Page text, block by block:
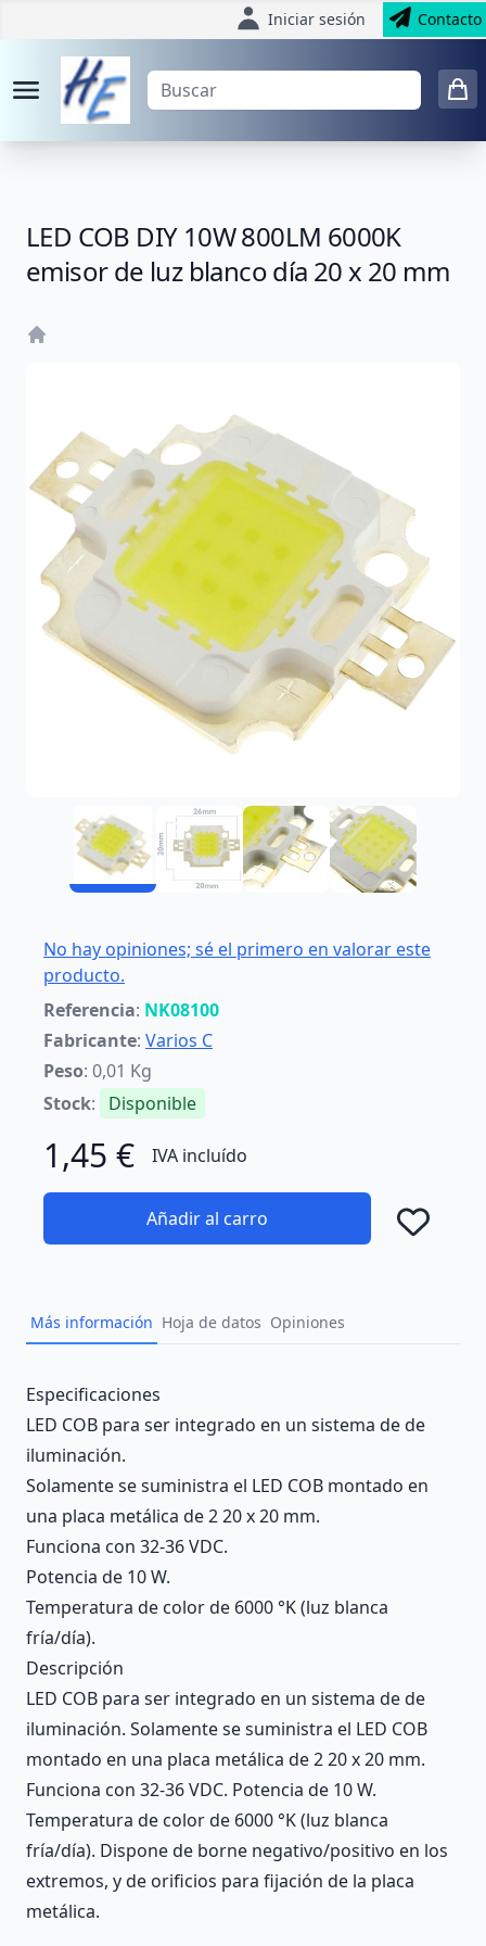
Iniciar sesión Contacto
LED COB DIY 10W 800LM 6000K
emisor de luz blanco día 20 x 20 mm
No hay opiniones; sé el primero en valorar este
producto.
Referencia: NK08100
Fabricante: Varios C
Peso: 0,01 Kg
Stock: Disponible
1,45 € IVA incluído
Añadir al carro
Más información Hoja de datos Opiniones
Description
Especificaciones
LED COB para ser integrado en un sistema de de
iluminación.
Solamente se suministra el LED COB montado en
una placa metálica de 2 20 x 20 mm.
Funciona con 32-36 VDC.
Potencia de 10 W.
Temperatura de color de 6000 °K (luz blanca
fría/día).
Descripción
LED COB para ser integrado en un sistema de de
iluminación. Solamente se suministra el LED COB
montado en una placa metálica de 2 20 x 20 mm.
Funciona con 32-36 VDC. Potencia de 10 W.
Temperatura de color de 6000 °K (luz blanca
fría/día). Dispone de borne negativo/positivo en los
extremos, y de orificios para fijación de la placa
metálica.